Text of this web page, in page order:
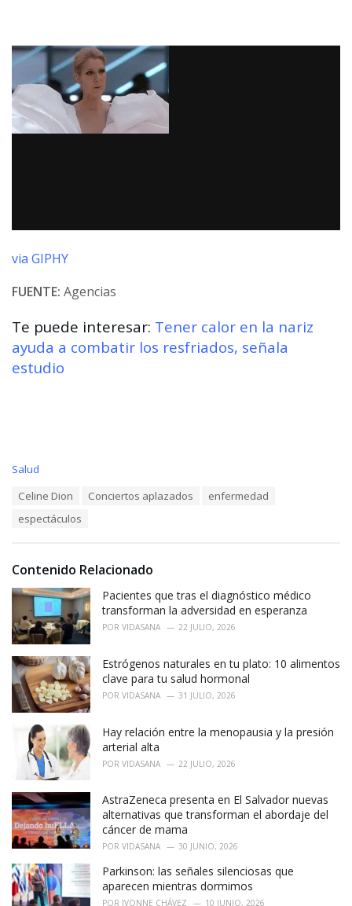
via GIPHY
FUENTE: Agencias
Te puede interesar: Tener calor en la nariz
ayuda a combatir los resfriados, señala
estudio
C
i
s
Salud
Celine Dion Conciertos aplazados
enfermedad
espectáculos
Contenido Relacionado
Pacientes que tras el diagnóstico médico
transforman la adversidad en esperanza
POR VIDASANA 22 JULIO, 2026
Estrógenos naturales en tu plato: 10 alimentos
clave para tu salud hormonal
POR VIDASANA 31 JULIO, 2026
Hay relación entre la menopausia y la presión
arterial alta
POR VIDASANA 22 JULIO, 2026
AstraZeneca presenta en El Salvador nuevas
alternativas que transforman el abordaje del
cáncer de mama
POR VIDASANA 30 JUNIO, 2026
Parkinson: las señales silenciosas que
aparecen mientras dormimos
POR IVONNE CHÁVEZ 10 JUNIO, 2026